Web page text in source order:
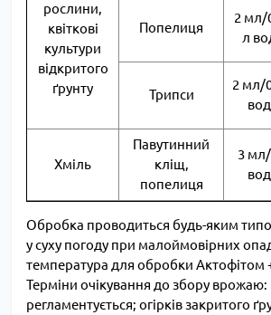
рослини,
квіткові
культури
відкритого
ґрунту
Попелиця
2 мл/
л
Трипси
2 мл/
Хміль
Павутинний
кліщ,
попелиця
3
Обробка проводиться будь-яким
у суху погоду при малоймовірних
температура для обробки Актофітом
Терміни очікування до збору врожаю:
регламентується; огірків закритого